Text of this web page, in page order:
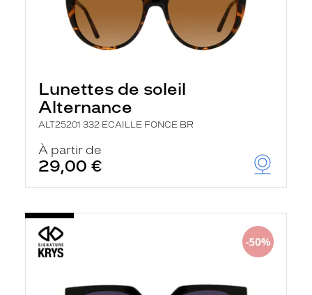
Lunettes de soleil
Alternance
ALT25201 332 ECAILLE FONCE BR
À partir de
29,00 €